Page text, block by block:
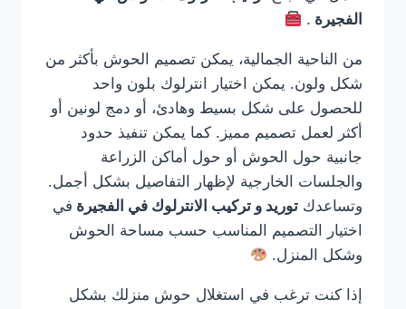
الفجيرة .
من الناحية الجمالية، يمكن تصميم الحوش بأكثر من
شكل ولون. يمكن اختيار انترلوك بلون واحد
للحصول على شكل بسيط وهادئ، أو دمج لونين أو
أكثر لعمل تصميم مميز. كما يمكن تنفيذ حدود
جانبية حول الحوش أو حول أماكن الزراعة
والجلسات الخارجية لإظهار التفاصيل بشكل أجمل.
وتساعدك توريد و تركيب الانترلوك في الفجيرة في
اختيار التصميم المناسب حسب مساحة الحوش
وشكل المنزل.
إذا كنت ترغب في استغلال حوش منزلك بشكل